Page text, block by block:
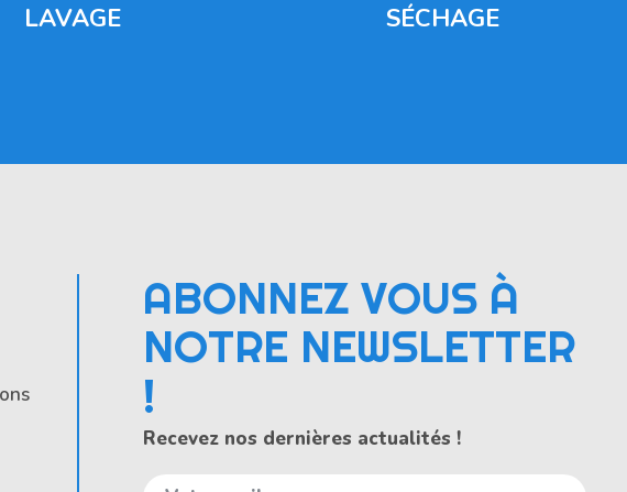
LAVAGE SÉCHAGE
ABONNEZ VOUS À
NOTRE NEWSLETTER
!
Recevez nos dernières actualités !